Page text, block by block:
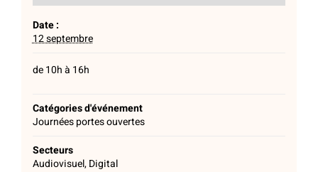
Date :
12 septembre
de 10h à 16h
Catégories d'événement
Journées portes ouvertes
Secteurs
Audiovisuel, Digital